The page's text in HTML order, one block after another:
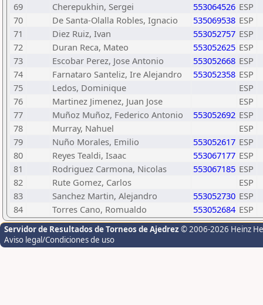
69
Cherepukhin, Sergei 553064526 ESP
70
De Santa-Olalla Robles, Ignacio 535069538 ESP
71
Diez Ruiz, Ivan 553052757 ESP
72
Duran Reca, Mateo 553052625 ESP
73
Escobar Perez, Jose Antonio 553052668 ESP
74
Farnataro Santeliz, Ire Alejandro 553052358 ESP
75
Ledos, Dominique
ESP
76
Martinez Jimenez, Juan Jose
ESP
77
Muñoz Muñoz, Federico Antonio 553052692 ESP
78
Murray, Nahuel
ESP
79
Nuño Morales, Emilio 553052617 ESP
80
Reyes Tealdi, Isaac 553067177 ESP
81
Rodriguez Carmona, Nicolas 553067185 ESP
82
Rute Gomez, Carlos
ESP
83
Sanchez Martin, Alejandro 553052730 ESP
84
Torres Cano, Romualdo 553052684 ESP
Servidor de Resultados de Torneos de Ajedrez © 2006-2026 Heinz
Aviso legal/Condiciones de uso